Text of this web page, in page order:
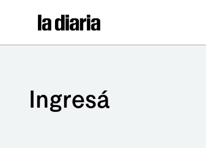
Ingresá